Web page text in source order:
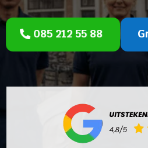
085 212 55 88